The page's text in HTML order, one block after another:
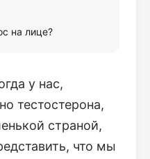
на лице?
у нас,
тестостерона,
страной,
что мы